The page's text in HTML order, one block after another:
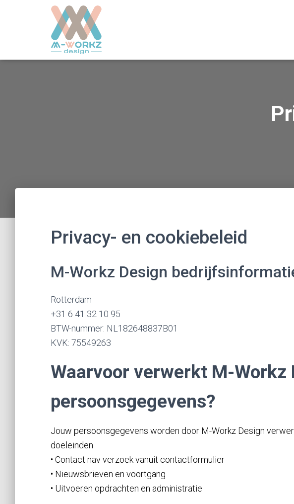
Privacy- en cookiebeleid
M-Workz Design
Rotterdam
+31 6 41 32 10 95
BTW-nummer: NL182648837B01
KVK: 75549263
Waarvoor verwerkt M-Workz
persoonsgegevens?
Jouw persoonsgegevens worden door M-Workz Design
doeleinden
• Contact nav verzoek vanuit contactformulier
• Nieuwsbrieven en voortgang
• Uitvoeren opdrachten en administratie